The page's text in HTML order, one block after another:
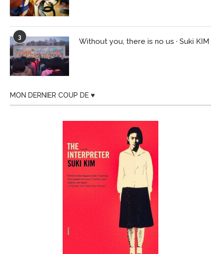
3 Without you, there is no us · Suki KIM
MON DERNIER COUP DE ♥